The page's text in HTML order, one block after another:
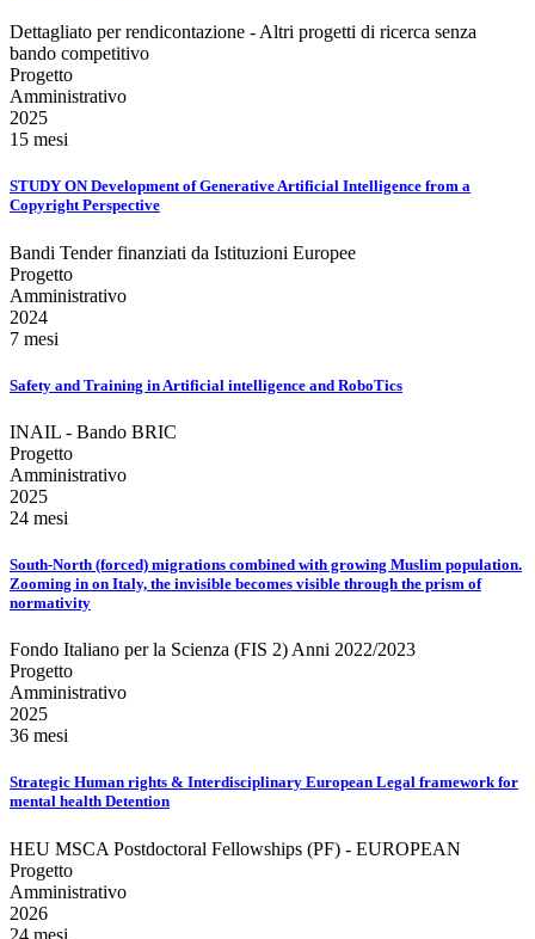
Dettagliato per rendicontazione - Altri progetti di ricerca senza
bando competitivo
Progetto
Amministrativo
2025
15 mesi
STUDY ON Development of Generative Artificial Intelligence from a
Copyright Perspective
Bandi Tender finanziati da Istituzioni Europee
Progetto
Amministrativo
2024
7 mesi
Safety and Training in Artificial intelligence and RoboTics
INAIL - Bando BRIC
Progetto
Amministrativo
2025
24 mesi
South-North (forced) migrations combined with growing Muslim population.
Zooming in on Italy, the invisible becomes visible through the prism of
normativity
Fondo Italiano per la Scienza (FIS 2) Anni 2022/2023
Progetto
Amministrativo
2025
36 mesi
Strategic Human rights & Interdisciplinary European Legal framework for
mental health Detention
HEU MSCA Postdoctoral Fellowships (PF) - EUROPEAN
Progetto
Amministrativo
2026
24 mesi